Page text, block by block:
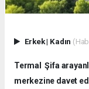
Erkek| Kadın
Termal Şifa
merkezine davet